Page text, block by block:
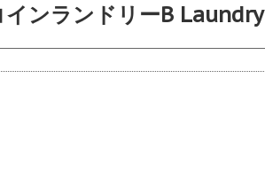
ンランドリーB Laundry